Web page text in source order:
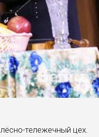
тележечный цех.